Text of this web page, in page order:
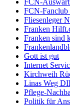
FCN-
FCN-
Fliesenleger
Franken
Franken sind
Gott ist gut
Internet
Kirchweih
Linas Weg
Pflege-
Politik für